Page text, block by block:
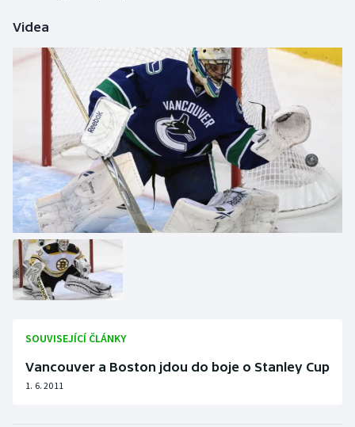
Videa
SOUVISEJÍCÍ ČLÁNKY
Vancouver a Boston jdou do boje o Stanley Cup
1. 6. 2011